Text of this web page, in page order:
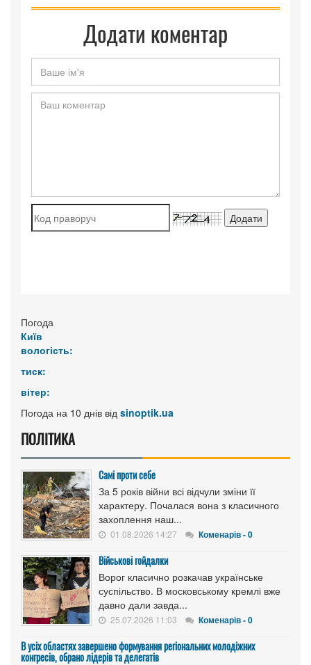
Додати коментар
Погода
Київ
вологість:
тиск:
вітер:
Погода на 10 днів від sinoptik.ua
ПОЛІТИКА
Самі проти себе
За 5 років війни всі відчули зміни її
характеру. Почалася вона з класичного
захоплення наш...
01.08.2026 14:27 Коменарів - 0
Військові гойдалки
Ворог класично розкачав українське
суспільство. В московському кремлі вже
давно дали завда...
25.07.2026 11:03 Коменарів - 0
В усіх областях завершено формування регіональних молодіжних
конгресів, обрано лідерів та делегатів